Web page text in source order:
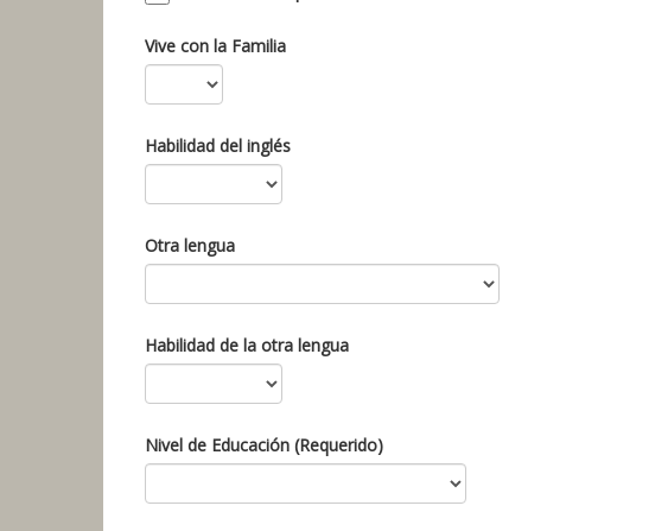
Vive con la Familia
Habilidad del inglés
Otra lengua
Habilidad de la otra lengua
Nivel de Educación (Requerido)